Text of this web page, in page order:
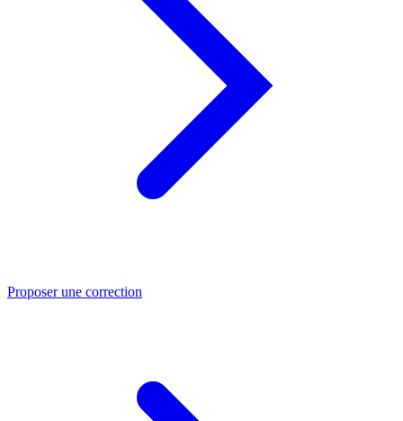
Proposer une correction